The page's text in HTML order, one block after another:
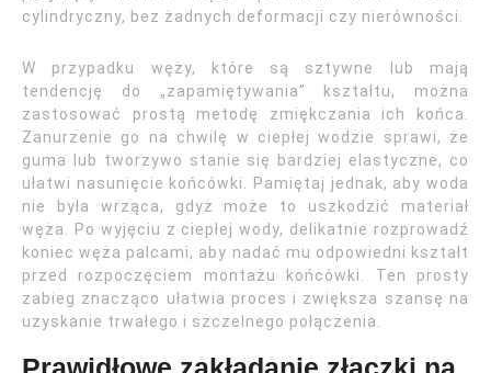
cylindryczny, bez żadnych deformacji czy nierówności.
W przypadku węży, które są sztywne lub mają
tendencję do „zapamiętywania” kształtu, można
zastosować prostą metodę zmiękczania ich końca.
Zanurzenie go na chwilę w ciepłej wodzie sprawi, że
guma lub tworzywo stanie się bardziej elastyczne, co
ułatwi nasunięcie końcówki. Pamiętaj jednak, aby woda
nie była wrząca, gdyż może to uszkodzić materiał
węża. Po wyjęciu z ciepłej wody, delikatnie rozprowadź
koniec węża palcami, aby nadać mu odpowiedni kształt
przed rozpoczęciem montażu końcówki. Ten prosty
zabieg znacząco ułatwia proces i zwiększa szansę na
uzyskanie trwałego i szczelnego połączenia.